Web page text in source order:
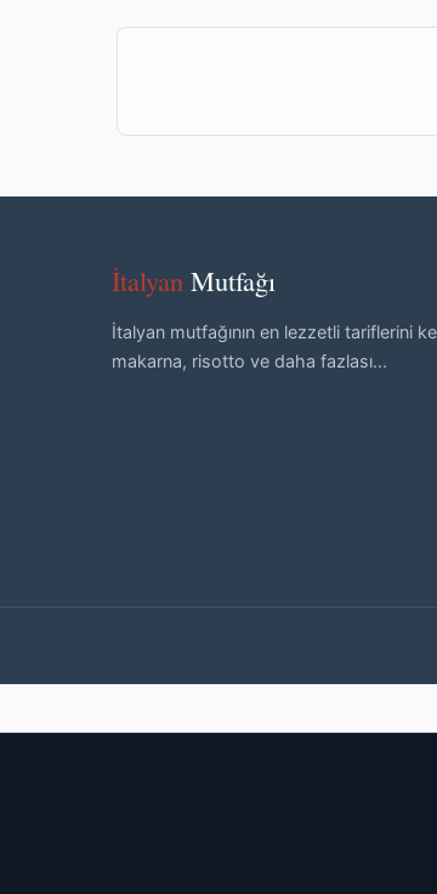
İtalyan Mutfağı
İtalyan mutfağının en lezzetli tariflerini
makarna, risotto ve daha fazlası...